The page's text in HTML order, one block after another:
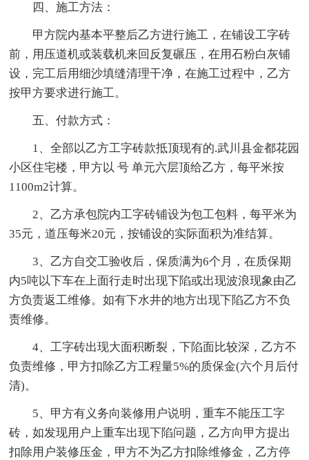
四、施工方法：
甲方院内基本平整后乙方进行施工，在铺设工字砖
前，用压道机或装载机来回反复碾压，在用石粉白灰铺
设，完工后用细沙填缝清理干净，在施工过程中，乙方
按甲方要求进行施工。
五、付款方式：
1、全部以乙方工字砖款抵顶现有的.武川县金都花园
小区住宅楼，甲方以 号 单元六层顶给乙方，每平米按
1100m2计算。
2、乙方承包院内工字砖铺设为包工包料，每平米为
35元，道压每米20元，按铺设的实际面积为准结算。
3、乙方自交工验收后，保质满为6个月，在质保期
内5吨以下车在上面行走时出现下陷或出现波浪现象由乙
方负责返工维修。如有下水井的地方出现下陷乙方不负
责维修。
4、工字砖出现大面积断裂，下陷面比较深，乙方不
负责维修，甲方扣除乙方工程量5%的质保金(六个月后付
清)。
5、甲方有义务向装修用户说明，重车不能压工字
砖，如发现用户上重车出现下陷问题，乙方向甲方提出
扣除用户装修压金，甲方不为乙方扣除维修金，乙方停